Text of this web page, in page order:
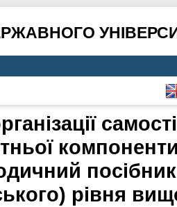
рівня